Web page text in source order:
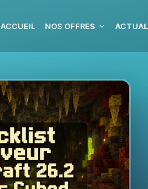
ACCUEIL NOS OFFRES